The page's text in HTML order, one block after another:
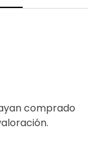
comprado